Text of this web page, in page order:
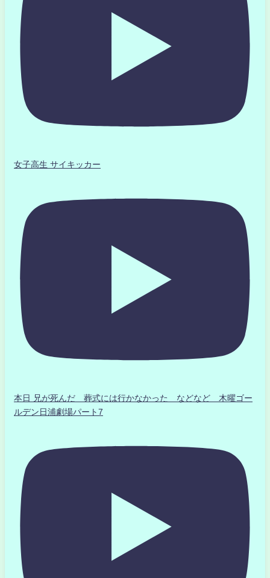
女子高生 サイキッカー
本日 兄が死んだ 葬式には行かなかった などなど 木曜ゴー
ルデン日浦劇場パート7